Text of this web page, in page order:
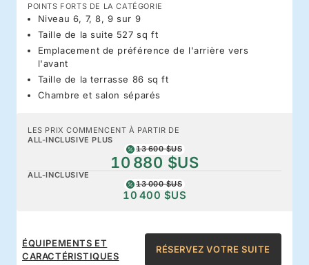
POINTS FORTS DE LA CATÉGORIE
Niveau 6, 7, 8, 9 sur 9
Taille de la suite 527 sq ft
Emplacement de préférence de l'arrière vers
l'avant
Taille de la terrasse 86 sq ft
Chambre et salon séparés
LES PRIX COMMENCENT À PARTIR DE
ALL-INCLUSIVE PLUS
13 600 $US
10 880 $US
ALL-INCLUSIVE
13 000 $US
10 400 $US
ÉQUIPEMENTS ET
CARACTÉRISTIQUES
RÉSERVEZ VOTRE SUITE